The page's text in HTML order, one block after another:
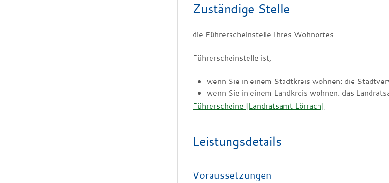
Zuständige Stelle
die Führerscheinstelle Ihres Wohnortes
Führerscheinstelle ist,
wenn Sie in einem Stadtkreis wohnen: die
wenn Sie in einem Landkreis wohnen: das
Führerscheine [Landratsamt Lörrach]
Leistungsdetails
Voraussetzungen